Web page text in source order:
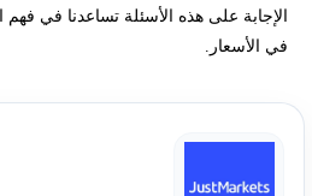
الإجابة على هذه الأسئلة تساعدنا في فهم
في الأسعار.